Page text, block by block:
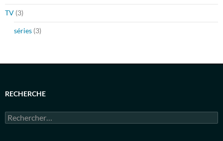
TV (3)
séries (3)
RECHERCHE
Rechercher :